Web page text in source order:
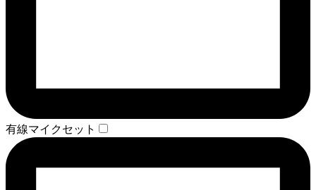
有線マイクセット